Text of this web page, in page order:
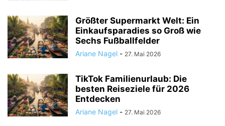
Größter Supermarkt Welt: Ein
Einkaufsparadies so Groß wie
Sechs Fußballfelder
Ariane Nagel - 27. Mai 2026
TikTok Familienurlaub: Die
besten Reiseziele für 2026
Entdecken
Ariane Nagel - 27. Mai 2026